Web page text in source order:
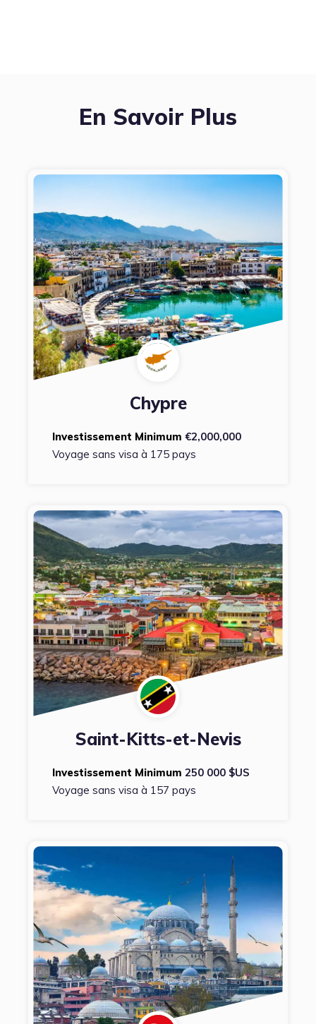
En Savoir Plus
Chypre
Investissement Minimum €2,000,000
Voyage sans visa à 175 pays
Saint-Kitts-et-Nevis
Investissement Minimum 250 000 $US
Voyage sans visa à 157 pays